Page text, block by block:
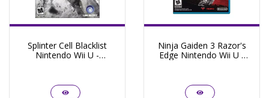
Splinter Cell Blacklist
Nintendo Wii U -
Ninja Gaiden 3 Razor's
Edge Nintendo Wii U -